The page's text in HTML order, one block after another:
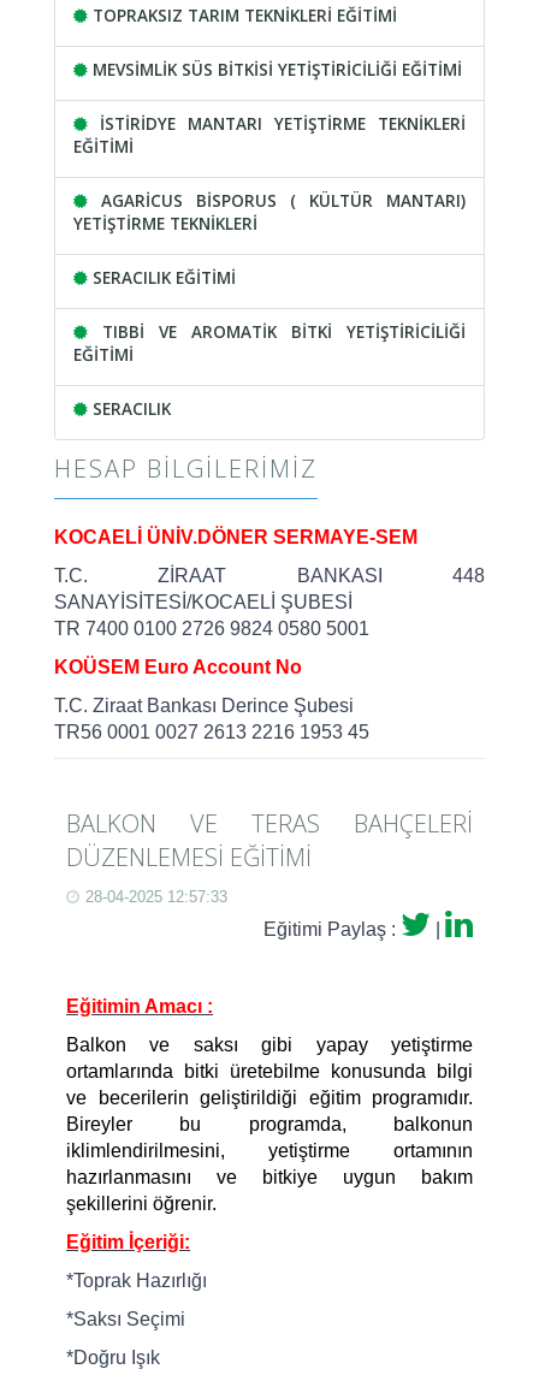
TOPRAKSIZ TARIM TEKNİKLERİ EĞİTİMİ
MEVSİMLİK SÜS BİTKİSİ YETİŞTİRİCİLİĞİ EĞİTİMİ
İSTİRİDYE MANTARI YETİŞTİRME TEKNİKLERİ
EĞİTİMİ
AGARİCUS BİSPORUS ( KÜLTÜR MANTARI)
YETİŞTİRME TEKNİKLERİ
SERACILIK EĞİTİMİ
TIBBİ VE AROMATİK BİTKİ YETİŞTİRİCİLİĞİ
EĞİTİMİ
SERACILIK
HESAP BILGILERIMIZ
KOCAELİ ÜNİV.DÖNER SERMAYE-SEM
T.C. ZİRAAT BANKASI 448
SANAYİSİTESİ/KOCAELİ ŞUBESİ
TR 7400 0100 2726 9824 0580 5001
KOÜSEM Euro Account No
T.C. Ziraat Bankası Derince Şubesi
TR56 0001 0027 2613 2216 1953 45
BALKON VE TERAS BAHÇELERİ
DÜZENLEMESİ EĞİTİMİ
28-04-2025 12:57:33
Eğitimi Paylaş :
Eğitimin Amacı :
Balkon ve saksı gibi yapay yetiştirme
ortamlarında bitki üretebilme konusunda bilgi
ve becerilerin geliştirildiği eğitim programıdır.
Bireyler bu programda, balkonun
iklimlendirilmesini, yetiştirme ortamının
hazırlanmasını ve bitkiye uygun bakım
şekillerini öğrenir.
Eğitim İçeriği:
*Toprak Hazırlığı
*Saksı Seçimi
*Doğru Işık